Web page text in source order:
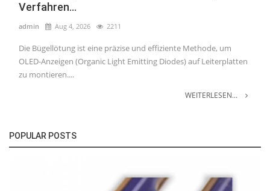
Verfahren...
admin Aug 4, 2026 2211
Die Bügellötung ist eine präzise und effiziente Methode, um
OLED-Anzeigen (Organic Light Emitting Diodes) auf Leiterplatten
zu montieren....
WEITERLESEN...
POPULAR POSTS